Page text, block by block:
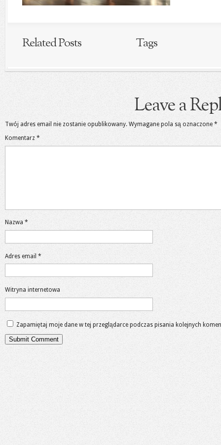
Related Posts Tags
Leave a
Twój adres email nie zostanie opublikowany. Wymagane pola są oznaczone *
Komentarz *
Nazwa *
Adres email *
Witryna internetowa
Zapamiętaj moje dane w tej przeglądarce podczas pisania kolejnych